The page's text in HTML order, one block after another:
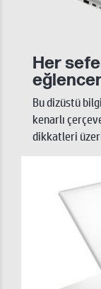
Her
Bu dizüstü
kenarlı
dikkatleri